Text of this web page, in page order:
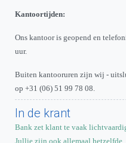
Kantoortijden:
Ons kantoor is geopend en
uur.
Buiten kantooruren zijn wij -
op +31 (06) 51 99 78 08.
In de krant
Bank zet klant te vaak
Jullie zijn ook allemaal hetzelfde